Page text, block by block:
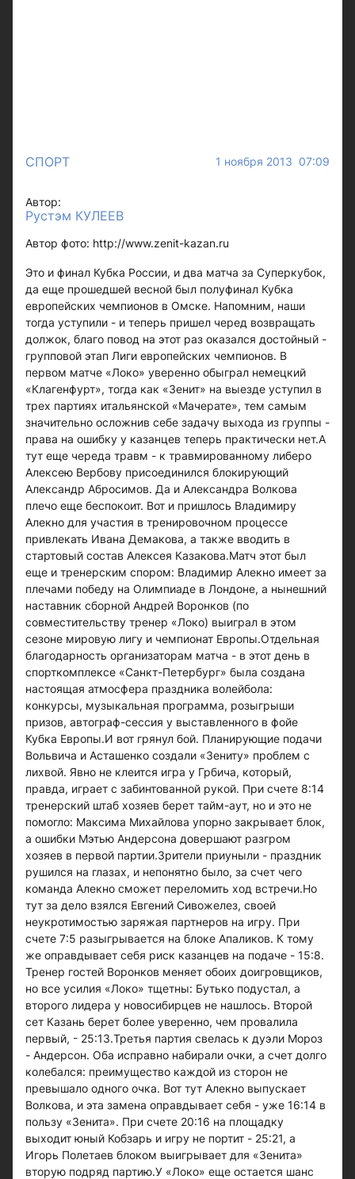
СПОРТ 1 ноября 2013 07:09
Автор:
Рустэм КУЛЕЕВ
Автор фото: http://www.zenit-kazan.ru
Это и финал Кубка России, и два матча за Суперкубок,
да еще прошедшей весной был полуфинал Кубка
европейских чемпионов в Омске. Напомним, наши
тогда уступили - и теперь пришел черед возвращать
должок, благо повод на этот раз оказался достойный -
групповой этап Лиги европейских чемпионов. В
первом матче «Локо» уверенно обыграл немецкий
«Клагенфурт», тогда как «Зенит» на выезде уступил в
трех партиях итальянской «Мачерате», тем самым
значительно осложнив себе задачу выхода из группы -
права на ошибку у казанцев теперь практически нет.А
тут еще череда травм - к травмированному либеро
Алексею Вербову присоединился блокирующий
Александр Абросимов. Да и Александра Волкова
плечо еще беспокоит. Вот и пришлось Владимиру
Алекно для участия в тренировочном процессе
привлекать Ивана Демакова, а также вводить в
стартовый состав Алексея Казакова.Матч этот был
еще и тренерским спором: Владимир Алекно имеет за
плечами победу на Олимпиаде в Лондоне, а нынешний
наставник сборной Андрей Воронков (по
совместительству тренер «Локо) выиграл в этом
сезоне мировую лигу и чемпионат Европы.Отдельная
благодарность организаторам матча - в этот день в
спорткомплексе «Санкт-Петербург» была создана
настоящая атмосфера праздника волейбола:
конкурсы, музыкальная программа, розыгрыши
призов, автограф-сессия у выставленного в фойе
Кубка Европы.И вот грянул бой. Планирующие подачи
Вольвича и Асташенко создали «Зениту» проблем с
лихвой. Явно не клеится игра у Грбича, который,
правда, играет с забинтованной рукой. При счете 8:14
тренерский штаб хозяев берет тайм-аут, но и это не
помогло: Максима Михайлова упорно закрывает блок,
а ошибки Мэтью Андерсона довершают разгром
хозяев в первой партии.Зрители приуныли - праздник
рушился на глазах, и непонятно было, за счет чего
команда Алекно сможет переломить ход встречи.Но
тут за дело взялся Евгений Сивожелез, своей
неукротимостью заряжая партнеров на игру. При
счете 7:5 разыгрывается на блоке Апаликов. К тому
же оправдывает себя риск казанцев на подаче - 15:8.
Тренер гостей Воронков меняет обоих доигровщиков,
но все усилия «Локо» тщетны: Бутько подустал, а
второго лидера у новосибирцев не нашлось. Второй
сет Казань берет более уверенно, чем провалила
первый, - 25:13.Третья партия свелась к дуэли Мороз
- Андерсон. Оба исправно набирали очки, а счет долго
колебался: преимущество каждой из сторон не
превышало одного очка. Вот тут Алекно выпускает
Волкова, и эта замена оправдывает себя - уже 16:14 в
пользу «Зенита». При счете 20:16 на площадку
выходит юный Кобзарь и игру не портит - 25:21, а
Игорь Полетаев блоком выигрывает для «Зенита»
вторую подряд партию.У «Локо» еще остается шанс